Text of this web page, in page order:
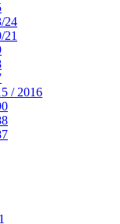
24
/ 2016